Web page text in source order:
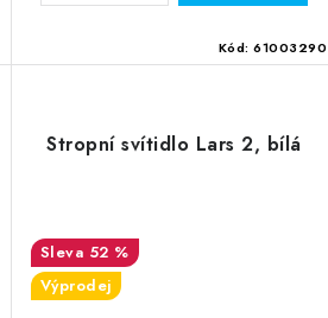
Kód:61003290
Stropní svítidlo Lars 2, bílá
52 %
Výprodej